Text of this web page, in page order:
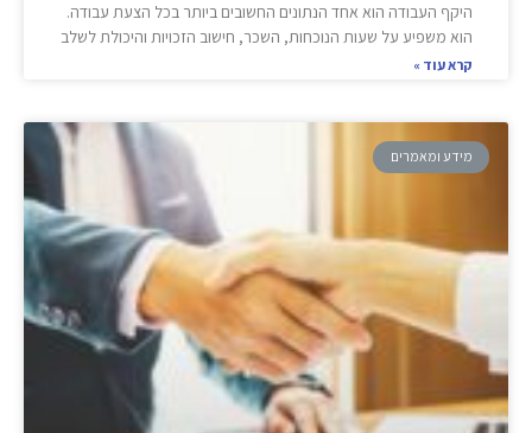
היקף העבודה הוא אחד הנתונים החשובים ביותר בכל הצעת עבודה.
הוא משפיע על שעות הנוכחות, השכר, חישוב הזכויות והיכולת לשלב
קרא עוד »
מידע ומאמרים